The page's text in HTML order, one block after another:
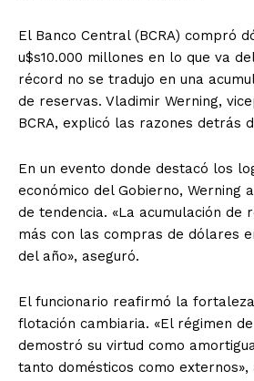
El Banco Central (BCRA) compró
u$s10.000 millones en lo que va
récord no se tradujo en una
de reservas. Vladimir Werning,
BCRA, explicó las razones detrás
En un evento donde destacó los
económico del Gobierno, Werning
de tendencia. «La acumulación de
más con las compras de dólares
del año», aseguró.
El funcionario reafirmó la
flotación cambiaria. «El régimen
demostró su virtud como
tanto domésticos como externos»,